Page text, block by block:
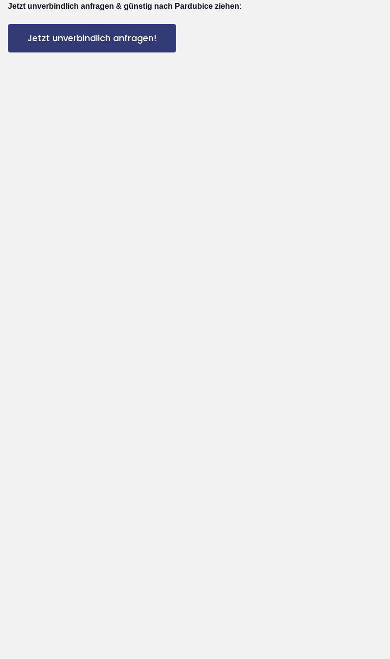
Jetzt unverbindlich anfragen & günstig nach Pardubice ziehen:
Jetzt unverbindlich anfragen!